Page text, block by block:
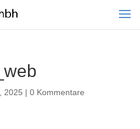
2025 | 0 Kommentare